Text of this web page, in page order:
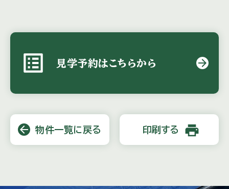
list_alt 見学予約はこちらから arrow_forward
arrow_back 物件一覧に戻る 印刷する print